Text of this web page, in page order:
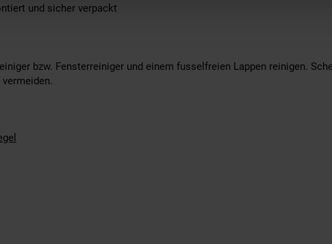
und sicher verpackt
bzw. Fensterreiniger und einem fusselfreien Lappen reinigen.